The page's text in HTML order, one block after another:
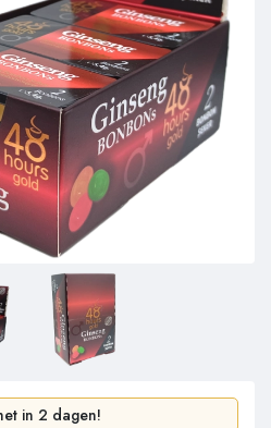
uur!
in 2 dagen!